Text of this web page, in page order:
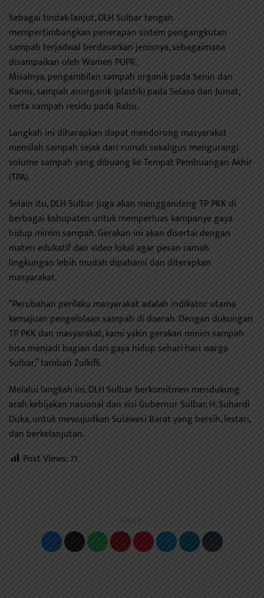
Sebagai tindak lanjut, DLH Sulbar tengah
mempertimbangkan penerapan sistem pengangkutan
sampah terjadwal berdasarkan jenisnya, sebagaimana
disampaikan oleh Wamen PUPR.
Misalnya, pengambilan sampah organik pada Senin dan
Kamis, sampah anorganik (plastik) pada Selasa dan Jumat,
serta sampah residu pada Rabu.
Langkah ini diharapkan dapat mendorong masyarakat
memilah sampah sejak dari rumah sekaligus mengurangi
volume sampah yang dibuang ke Tempat Pembuangan Akhir
(TPA).
Selain itu, DLH Sulbar juga akan menggandeng TP PKK di
berbagai kabupaten untuk memperluas kampanye gaya
hidup minim sampah. Gerakan ini akan disertai dengan
materi edukatif dan video lokal agar pesan ramah
lingkungan lebih mudah dipahami dan diterapkan
masyarakat.
“Perubahan perilaku masyarakat adalah indikator utama
kemajuan pengelolaan sampah di daerah. Dengan dukungan
TP PKK dan masyarakat, kami yakin gerakan minim sampah
bisa menjadi bagian dari gaya hidup sehari-hari warga
Sulbar,” tambah Zulkifli.
Melalui langkah ini, DLH Sulbar berkomitmen mendukung
arah kebijakan nasional dan visi Gubernur Sulbar, H. Suhardi
Duka, untuk mewujudkan Sulawesi Barat yang bersih, lestari,
dan berkelanjutan.
Post Views:71
Share: